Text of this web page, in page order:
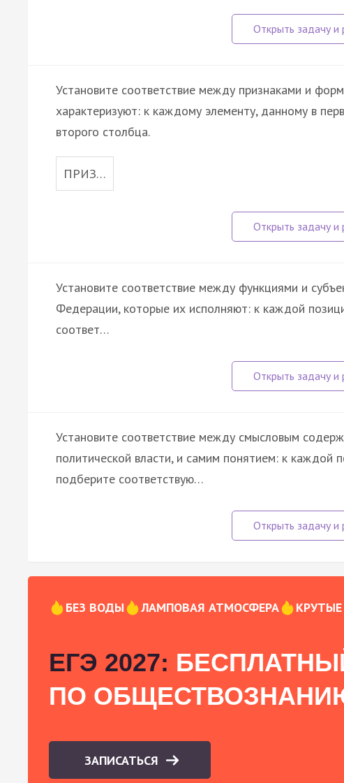
Установите соответствие между признаками и
характеризуют: к каждому элементу, данному в
второго столбца.
ПРИЗ…
Установите соответствие между функциями и
Федерации, которые их исполняют: к каждой
соответ…
Установите соответствие между смысловым
политической власти, и самим понятием: к каждой
подберите соответствую…
БЕЗ ВОДЫ ЛАМПОВАЯ АТМОСФЕРА
ЕГЭ 2027:
ПО
ЗАПИСАТЬСЯ